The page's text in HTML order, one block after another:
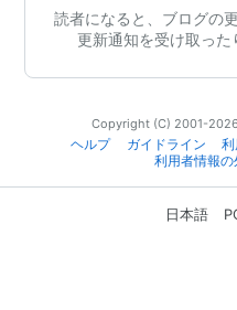
読者になると、ブログの
更新通知を受け取った
Copyright (C) 2001-
ヘルプ
ガイドライン
利用者情報
日本語